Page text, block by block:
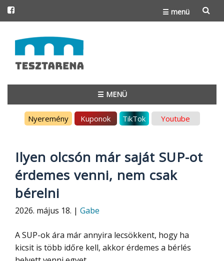
☰ menü
to
content
☰ MENÜ
Nyeremény Kuponok TikTok Youtube
Ilyen olcsón már saját SUP-ot
érdemes venni, nem csak
bérelni
2026. május 18. | Gabe
A SUP-ok ára már annyira lecsökkent, hogy ha
kicsit is több időre kell, akkor érdemes a bérlés